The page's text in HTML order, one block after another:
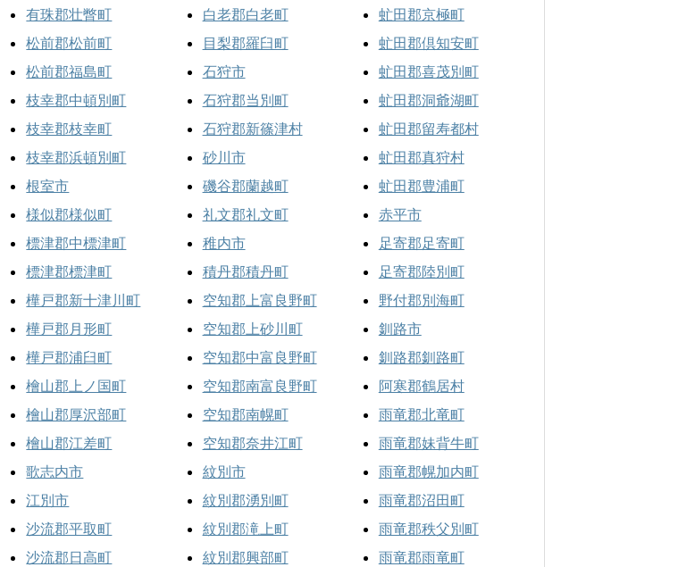
有珠郡壮瞥町
松前郡松前町
松前郡福島町
枝幸郡中頓別町
枝幸郡枝幸町
枝幸郡浜頓別町
根室市
様似郡様似町
標津郡中標津町
標津郡標津町
樺戸郡新十津川町
樺戸郡月形町
樺戸郡浦臼町
檜山郡上ノ国町
檜山郡厚沢部町
檜山郡江差町
歌志内市
江別市
沙流郡平取町
沙流郡日高町
白老郡白老町
目梨郡羅臼町
石狩市
石狩郡当別町
石狩郡新篠津村
砂川市
磯谷郡蘭越町
礼文郡礼文町
稚内市
積丹郡積丹町
空知郡上富良野町
空知郡上砂川町
空知郡中富良野町
空知郡南富良野町
空知郡南幌町
空知郡奈井江町
紋別市
紋別郡湧別町
紋別郡滝上町
紋別郡興部町
虻田郡京極町
虻田郡倶知安町
虻田郡喜茂別町
虻田郡洞爺湖町
虻田郡留寿都村
虻田郡真狩村
虻田郡豊浦町
赤平市
足寄郡足寄町
足寄郡陸別町
野付郡別海町
釧路市
釧路郡釧路町
阿寒郡鶴居村
雨竜郡北竜町
雨竜郡妹背牛町
雨竜郡幌加内町
雨竜郡沼田町
雨竜郡秩父別町
雨竜郡雨竜町